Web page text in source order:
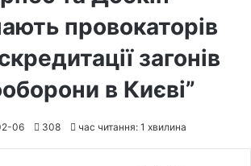
провокаторів
загонів
в Києві”
06 308 час читання: 1 хвилина